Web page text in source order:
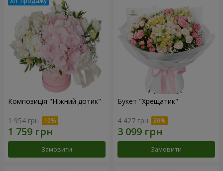
Композиція "Ніжний дотик"
1 954 грн
Замовити
Букет "Хрещатик"
4 427 грн
Замовити